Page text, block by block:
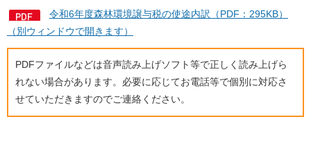
令和6年度森林環境譲与税の使途内訳（PDF：295KB）
（別ウィンドウで開きます）
PDFファイルなどは音声読み上げソフト等で正しく読み上げら
れない場合があります。必要に応じてお電話等で個別に対応さ
せていただきますのでご連絡ください。